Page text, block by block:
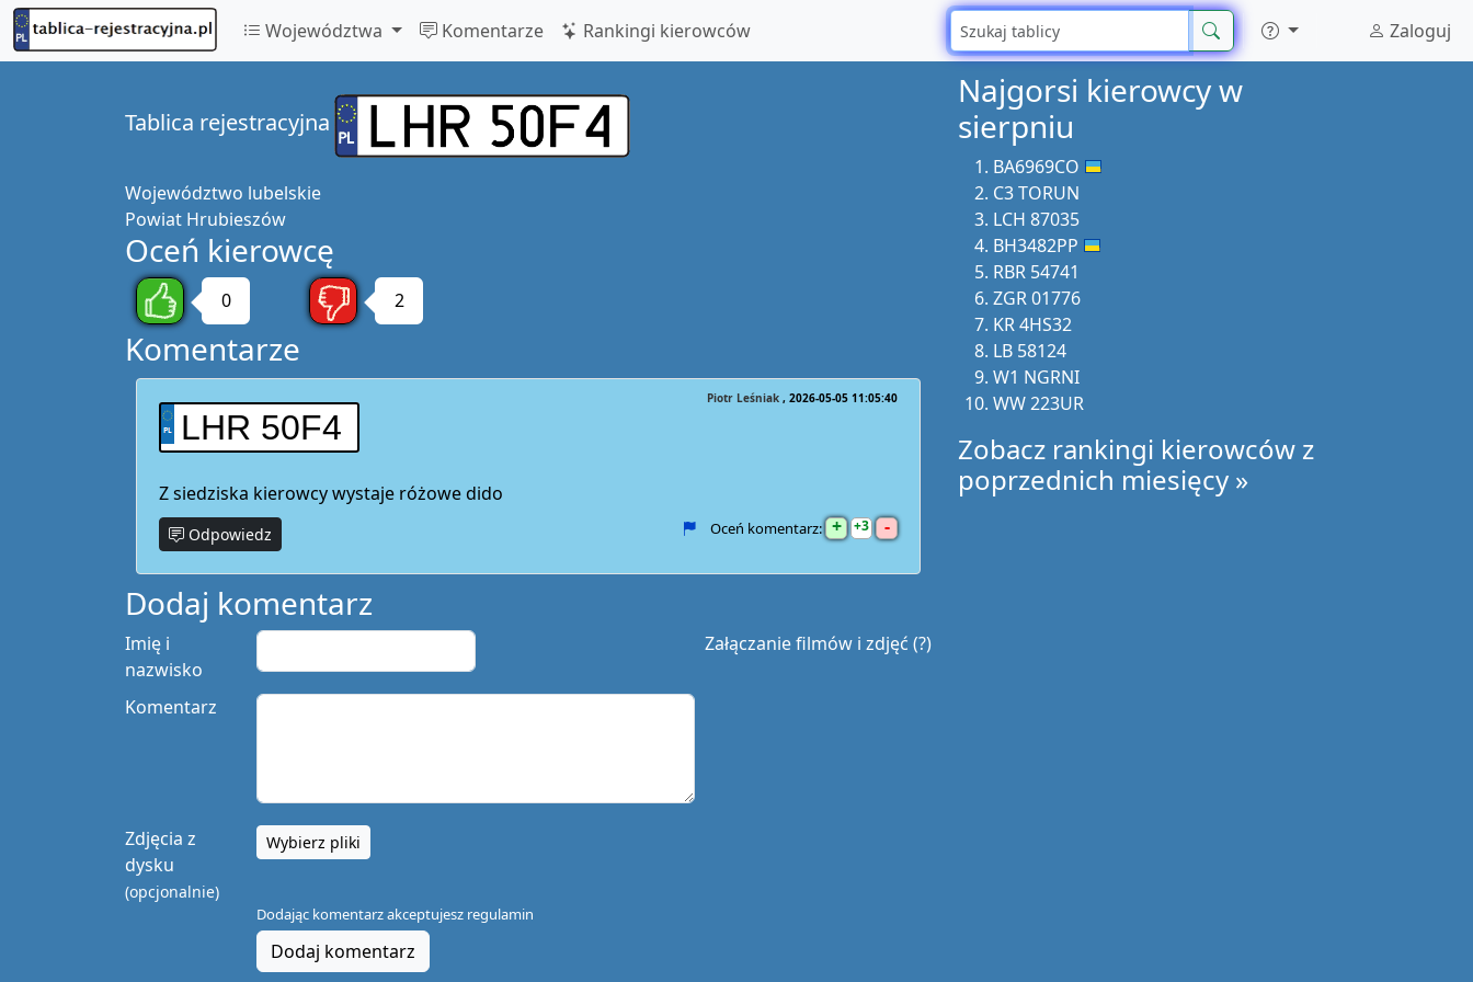
Województwa Komentarze Rankingi kierowców Zaloguj
Tablica rejestracyjna
Województwo lubelskie
Powiat Hrubieszów
Oceń kierowcę
0 2
Komentarze
LHR 50F4
Piotr Leśniak 2026-05-05 11:05:40
Z siedziska kierowcy wystaje różowe dido
Odpowiedz Oceń komentarz: + 3 -
Dodaj komentarz
Załączanie filmów i zdjęć (?)
Imię i
nazwisko
Komentarz
Zdjęcia z
dysku
(opcjonalnie)
Wybierz pliki
Dodając komentarz akceptujesz regulamin
Dodaj komentarz
Najgorsi kierowcy w
sierpniu
BA6969CO
C3 TORUN
LCH 87035
BH3482PP
RBR 54741
ZGR 01776
KR 4HS32
LB 58124
W1 NGRNI
WW 223UR
Zobacz rankingi kierowców z
poprzednich miesięcy »